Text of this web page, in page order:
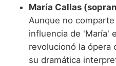
María Callas
Aunque no
influencia de 'María'
revolucionó la ópera
su dramática